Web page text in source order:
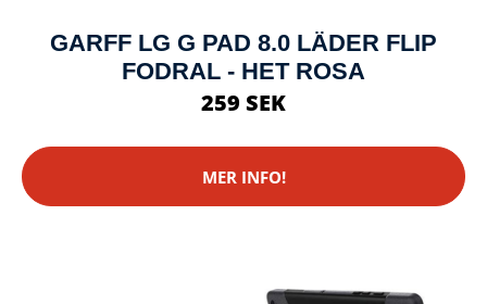
GARFF LG G PAD 8.0 LÄDER FLIP
FODRAL - HET ROSA
259 SEK
MER INFO!